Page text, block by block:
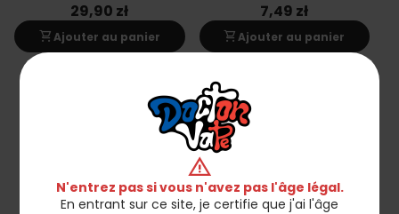
29,90 zł
shopping_cartAjouter au panier
7,49 zł
shopping_cartAjouter au panier
favorite_border
warning
N'entrez pas si vous n'avez pas l'âge légal.
En entrant sur ce site, je certifie que j'ai l'âge